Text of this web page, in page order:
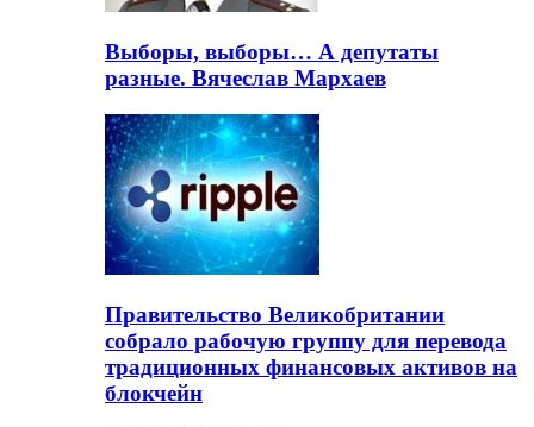
Выборы, выборы… А депутаты
разные. Вячеслав Мархаев
Правительство Великобритании
собрало рабочую группу для перевода
традиционных финансовых активов на
блокчейн